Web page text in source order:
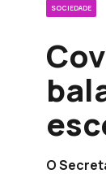
SOCIEDADE
O